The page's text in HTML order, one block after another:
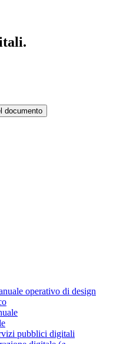
documento
operativo di design
pubblici digitali